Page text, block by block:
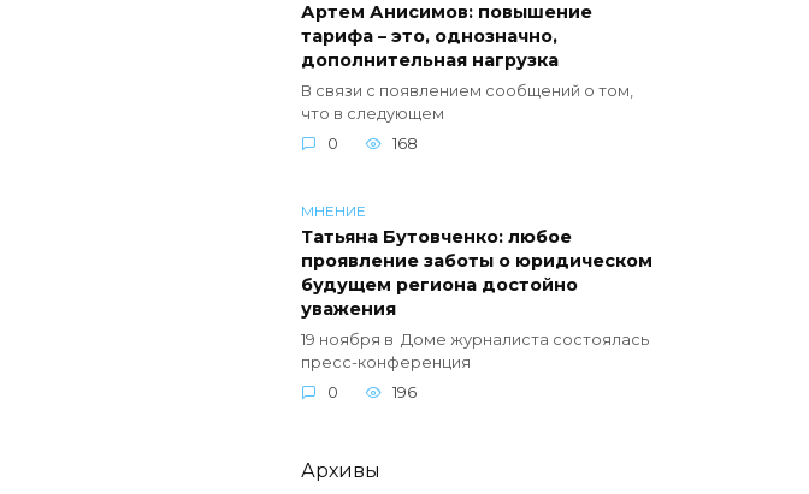
Артем Анисимов: повышение
тарифа – это, однозначно,
дополнительная нагрузка
В связи с появлением сообщений о том,
что в следующем
0
168
МНЕНИЕ
Татьяна Бутовченко: любое
проявление заботы о юридическом
будущем региона достойно
уважения
19 ноября в Доме журналиста состоялась
пресс-конференция
0
196
Архивы